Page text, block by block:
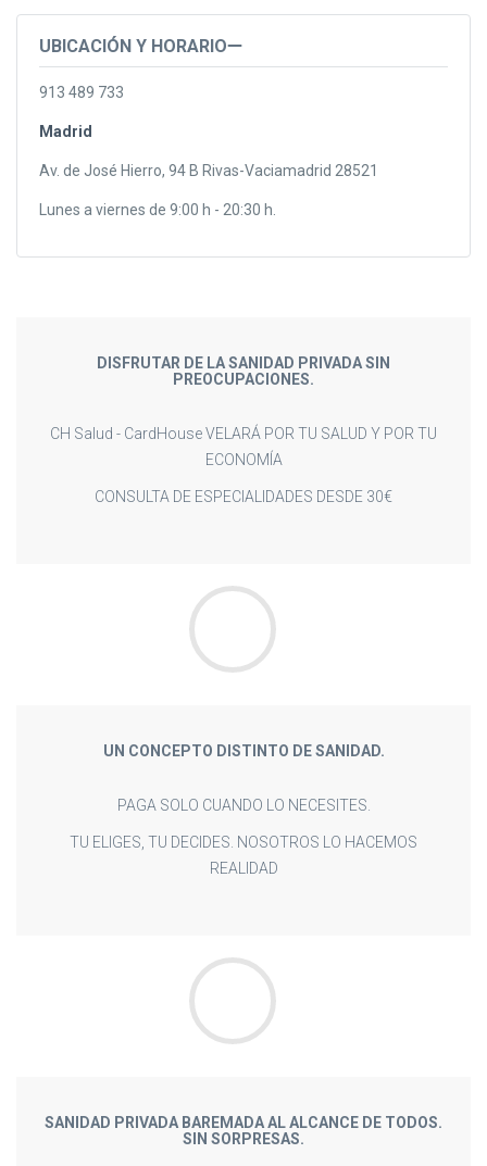
UBICACIÓN Y HORARIO
913 489 733
Madrid
Av. de José Hierro, 94 B Rivas-Vaciamadrid 28521
Lunes a viernes de 9:00 h - 20:30 h.
DISFRUTAR DE LA SANIDAD PRIVADA SIN
PREOCUPACIONES.
CH Salud - CardHouse VELARÁ POR TU SALUD Y POR TU
ECONOMÍA
CONSULTA DE ESPECIALIDADES DESDE 30€
UN CONCEPTO DISTINTO DE SANIDAD.
PAGA SOLO CUANDO LO NECESITES.
TU ELIGES, TU DECIDES. NOSOTROS LO HACEMOS
REALIDAD
SANIDAD PRIVADA BAREMADA AL ALCANCE DE TODOS.
SIN SORPRESAS.